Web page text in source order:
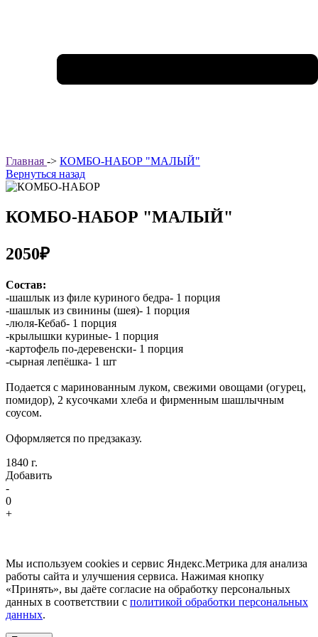
Главная -> КОМБО-НАБОР "МАЛЫЙ"
Вернуться назад
КОМБО-НАБОР "МАЛЫЙ"
2050₽
Состав:
-шашлык из филе куриного бедра- 1 порция
-шашлык из свинины (шея)- 1 порция
-люля-Кебаб- 1 порция
-крылышки куриные- 1 порция
-картофель по-деревенски- 1 порция
-сырная лепёшка- 1 шт
Подается с маринованным луком, свежими овощами (огурец,
помидор), 2 кусочками хлеба и фирменным шашлычным
соусом.
Оформляется по предзаказу.
1840 г.
Добавить
-
0
+
Мы используем cookies и сервис Яндекс.Метрика для анализа
работы сайта и улучшения сервиса. Нажимая кнопку
«Принять», вы даёте согласие на обработку персональных
данных в соответствии с политикой обработки персональных
данных.